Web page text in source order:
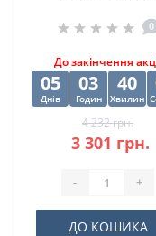
10х84х133 мм
0
До закінчення
05
Днів
03
Годин
40
Хвилин
4 232 грн.
3 301 грн.
- +
ДО КОШИКА